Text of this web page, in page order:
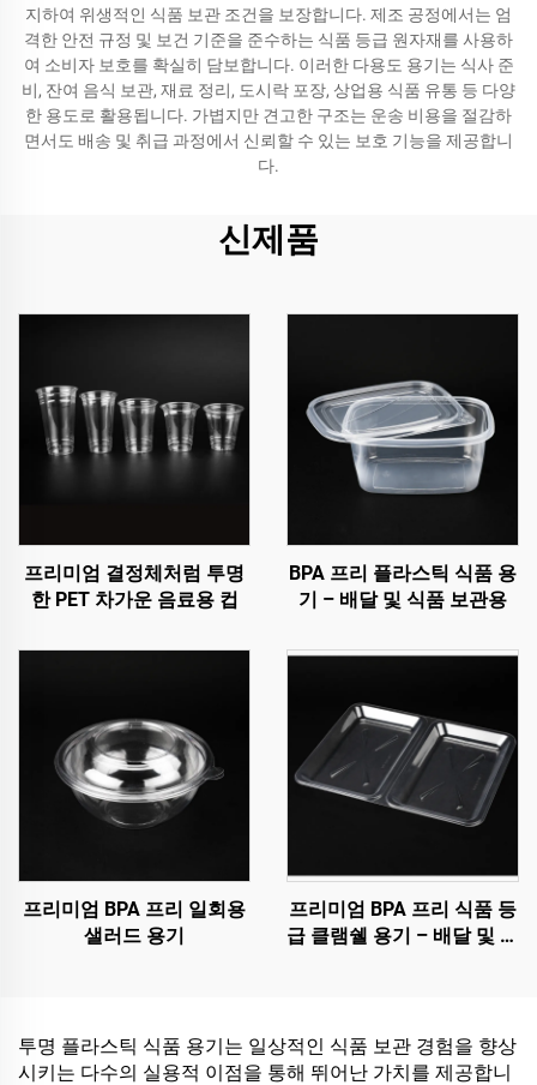
지하여 위생적인 식품 보관 조건을 보장합니다. 제조 공정에서는 엄
격한 안전 규정 및 보건 기준을 준수하는 식품 등급 원자재를 사용하
여 소비자 보호를 확실히 담보합니다. 이러한 다용도 용기는 식사 준
비, 잔여 음식 보관, 재료 정리, 도시락 포장, 상업용 식품 유통 등 다양
한 용도로 활용됩니다. 가볍지만 견고한 구조는 운송 비용을 절감하
면서도 배송 및 취급 과정에서 신뢰할 수 있는 보호 기능을 제공합니
다.
신제품
프리미엄 결정체처럼 투명
한 PET 차가운 음료용 컵
BPA 프리 플라스틱 식품 용
기 – 배달 및 식품 보관용
프리미엄 BPA 프리 일회용
샐러드 용기
프리미엄 BPA 프리 식품 등
급 클램쉘 용기 – 배달 및 식
투명 플라스틱 식품 용기는 일상적인 식품 보관 경험을 향상
시키는 다수의 실용적 이점을 통해 뛰어난 가치를 제공합니